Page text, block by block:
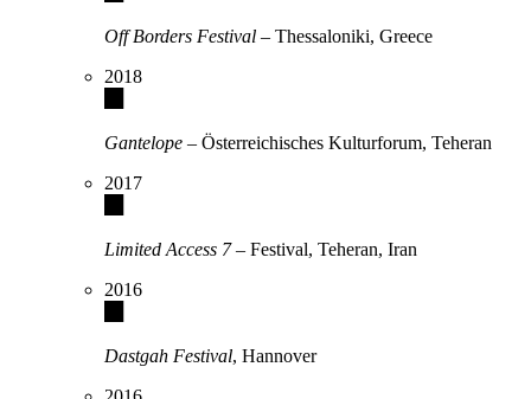
Off Borders Festival – Thessaloniki, Greece
2018
Gantelope – Österreichisches Kulturforum, Teheran
2017
Limited Access 7– Festival, Teheran, Iran
2016
Dastgah Festival, Hannover